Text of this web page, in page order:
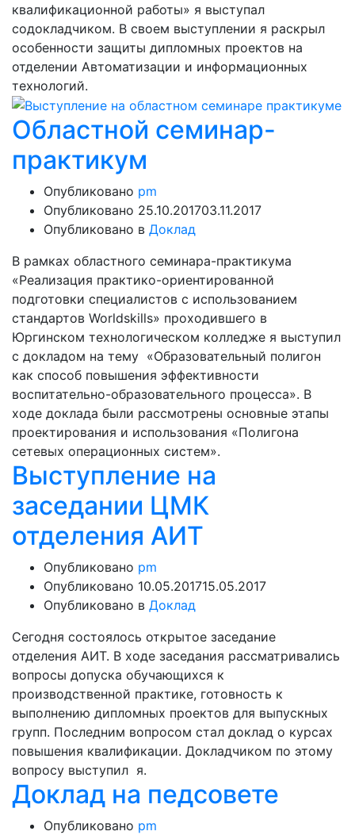
квалификационной работы» я выступал
содокладчиком. В своем выступлении я раскрыл
особенности защиты дипломных проектов на
отделении Автоматизации и информационных
технологий.
Областной семинар-
практикум
Опубликовано pm
Опубликовано 25.10.201703.11.2017
Опубликовано в Доклад
В рамках областного семинара-практикума
«Реализация практико-ориентированной
подготовки специалистов с использованием
стандартов Worldskills» проходившего в
Юргинском технологическом колледже я выступил
с докладом на тему «Образовательный полигон
как способ повышения эффективности
воспитательно-образовательного процесса». В
ходе доклада были рассмотрены основные этапы
проектирования и использования «Полигона
сетевых операционных систем».
Выступление на
заседании ЦМК
отделения АИТ
Опубликовано pm
Опубликовано 10.05.201715.05.2017
Опубликовано в Доклад
Сегодня состоялось открытое заседание
отделения АИТ. В ходе заседания рассматривались
вопросы допуска обучающихся к
производственной практике, готовность к
выполнению дипломных проектов для выпускных
групп. Последним вопросом стал доклад о курсах
повышения квалификации. Докладчиком по этому
вопросу выступил я.
Доклад на педсовете
Опубликовано pm